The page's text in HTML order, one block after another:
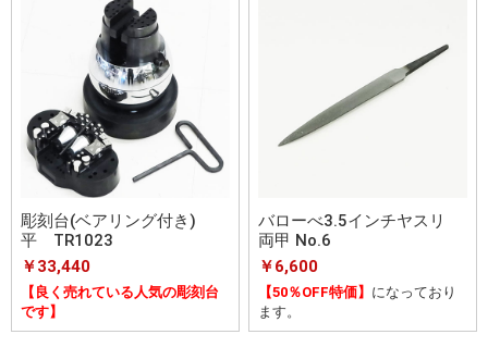
彫刻台(ベアリング付き)
平 TR1023
￥33,440
【良く売れている人気の彫刻台
です】
バローべ3.5インチヤスリ
両甲 No.6
￥6,600
【50％OFF特価】 になっており
ます。